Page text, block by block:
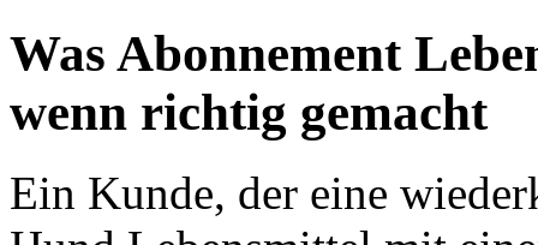
Was Abonnement
wenn richtig gemacht
Ein Kunde, der eine